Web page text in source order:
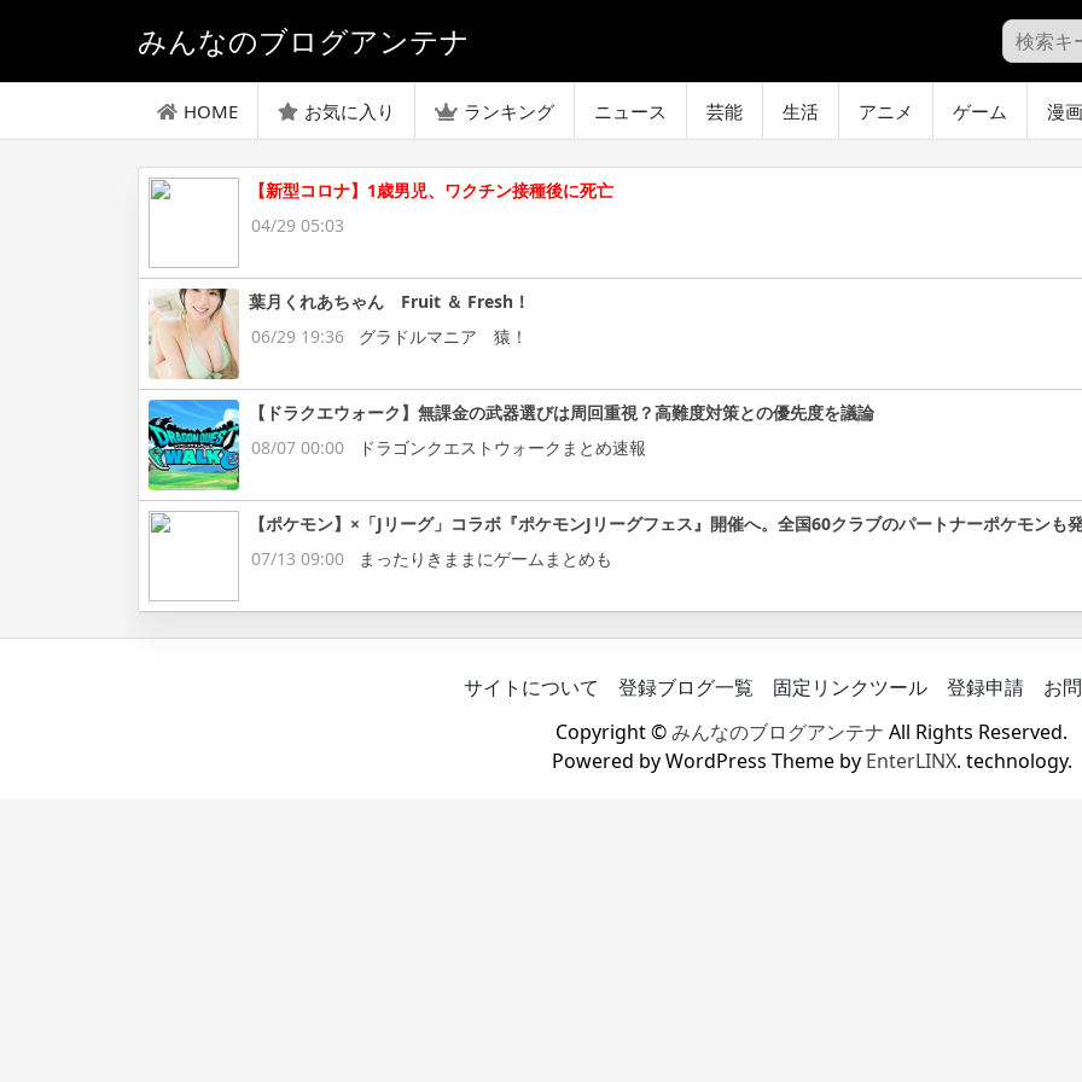
みんなのブログアンテナ
HOME お気に入り ランキング ニュース 芸能 生活 アニメ ゲーム 漫画
【新型コロナ】1歳男児、ワクチン接種後に死亡
04/29 05:03
葉月くれあちゃん Fruit ＆ Fresh！
06/29 19:36
グラドルマニア 猿！
【ドラクエウォーク】無課金の武器選びは周回重視？高難度対策との優先度を議論
08/07 00:00
ドラゴンクエストウォークまとめ速報
【ポケモン】×「Jリーグ」コラボ『ポケモンJリーグフェス』開催へ。全国60クラブのパートナーポケモンも
07/13 09:00
まったりきままにゲームまとめも
サイトについて 登録ブログ一覧 固定リンクツール 登録申請
お
Copyright ©みんなのブログアンテナ All Rights Reserved.
Powered by WordPress Theme by EnterLINX. technology.